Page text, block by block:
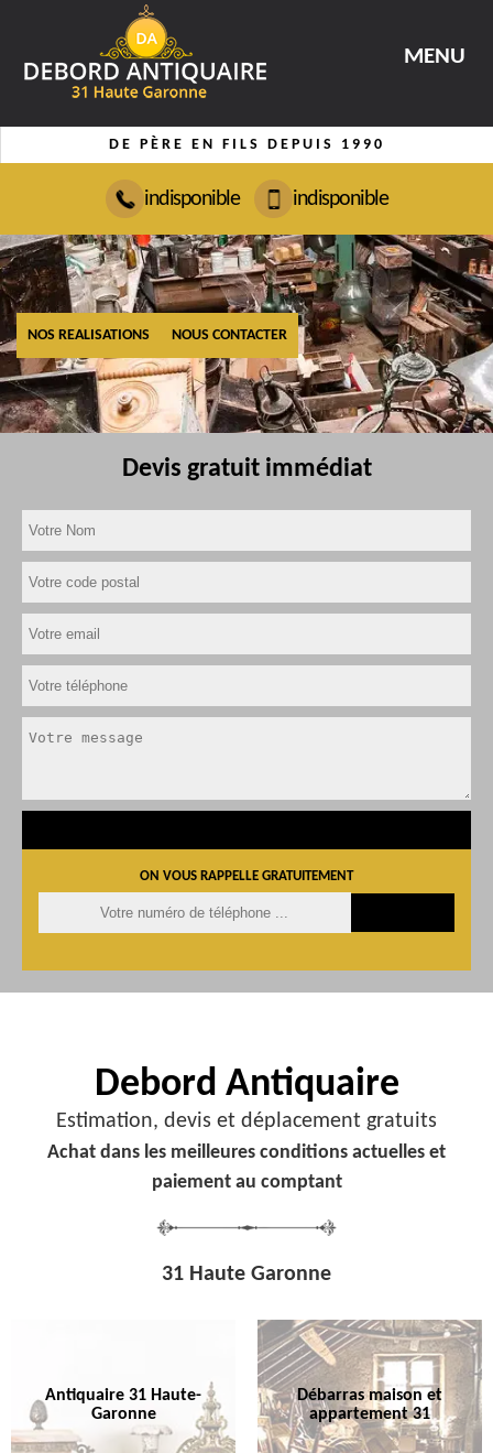
MENU
DE PÈRE EN FILS DEPUIS 1990
indisponible indisponible
NOS REALISATIONS NOUS CONTACTER
Devis gratuit immédiat
ON VOUS RAPPELLE GRATUITEMENT
Debord Antiquaire
Estimation, devis et déplacement gratuits
Achat dans les meilleures conditions actuelles et
paiement au comptant
31 Haute Garonne
Antiquaire 31 Haute-
Garonne
Débarras maison et
appartement 31